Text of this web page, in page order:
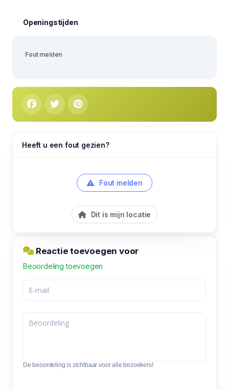
Openingstijden
Fout melden
Heeft u een fout gezien?
Fout melden
Dit is mijn locatie
Reactie toevoegen voor
Beoordeling toevoegen
De beoordeling is zichtbaar voor alle bezoekers!